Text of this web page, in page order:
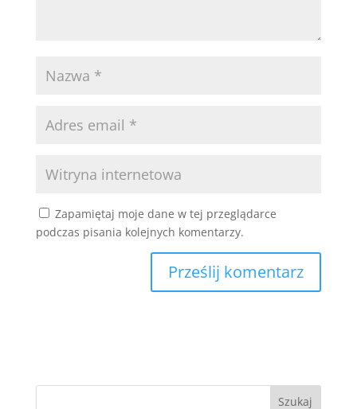
Zapamiętaj moje dane w tej przeglądarce
podczas pisania kolejnych komentarzy.